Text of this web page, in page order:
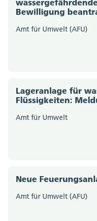
Amt für Wald, Jagd
Amt für Wirtschaft
(0)
Bewilligung
Amt für Umwelt (AFU)
Lageranlage für
Flüssigkeiten:
Amt für Umwelt
Neue
Amt für Umwelt (AFU)